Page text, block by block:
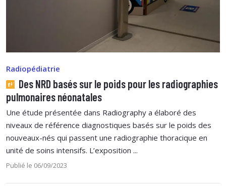
Radiopédiatrie
Des NRD basés sur le poids pour les radiographies
pulmonaires néonatales
Une étude présentée dans Radiography a élaboré des
niveaux de référence diagnostiques basés sur le poids des
nouveaux-nés qui passent une radiographie thoracique en
unité de soins intensifs. L’exposition ...
Publié le 06/09/2023